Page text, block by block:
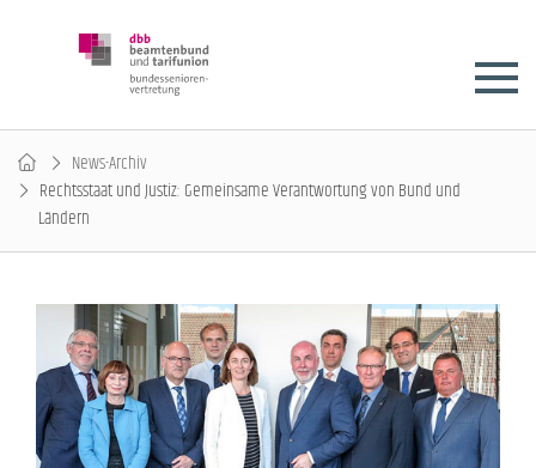
News-Archiv
Rechtsstaat und Justiz: Gemeinsame Verantwortung von Bund und
Ländern